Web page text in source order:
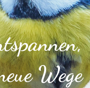
Wege